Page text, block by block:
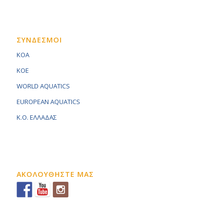
ΣΥΝΔΕΣΜΟΙ
KOA
KOE
WORLD AQUATICS
EUROPEAN AQUATICS
K.O. ΕΛΛΑΔΑΣ
ΑΚΟΛΟΥΘΗΣΤΕ ΜΑΣ